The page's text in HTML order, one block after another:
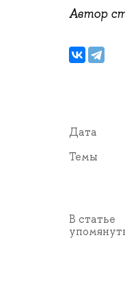
Автор
Дата
Темы
В статье